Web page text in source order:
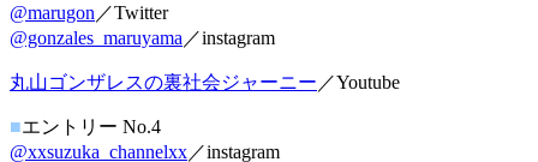
@marugon ／Twitter
@gonzales_maruyama ／instagram
丸山ゴンザレスの裏社会ジャーニー ／Youtube
■エントリー No.4
@xxsuzuka_channelxx／instagram